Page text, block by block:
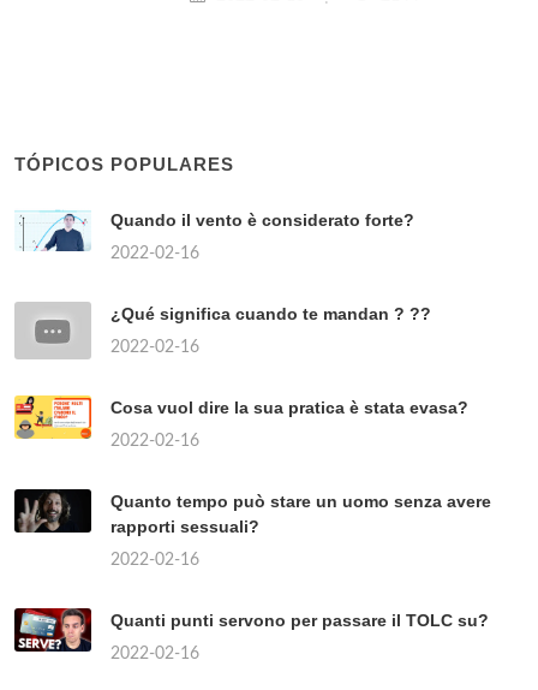
TÓPICOS POPULARES
Quando il vento è considerato forte?
2022-02-16
¿Qué significa cuando te mandan ? ??
2022-02-16
Cosa vuol dire la sua pratica è stata evasa?
2022-02-16
Quanto tempo può stare un uomo senza avere
rapporti sessuali?
2022-02-16
Quanti punti servono per passare il TOLC su?
2022-02-16